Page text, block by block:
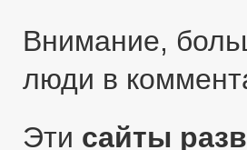
Внимание,
люди в
Эти сайты